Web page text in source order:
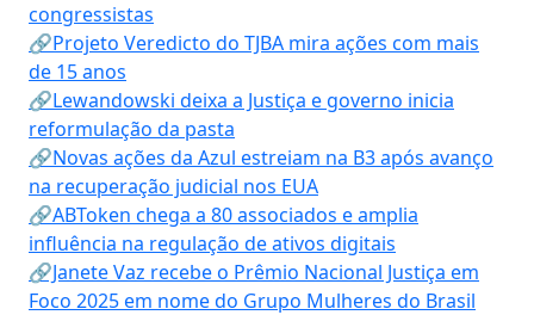
congressistas
🔗Projeto Veredicto do TJBA mira ações com mais
de 15 anos
🔗Lewandowski deixa a Justiça e governo inicia
reformulação da pasta
🔗Novas ações da Azul estreiam na B3 após avanço
na recuperação judicial nos EUA
🔗ABToken chega a 80 associados e amplia
influência na regulação de ativos digitais
🔗Janete Vaz recebe o Prêmio Nacional Justiça em
Foco 2025 em nome do Grupo Mulheres do Brasil